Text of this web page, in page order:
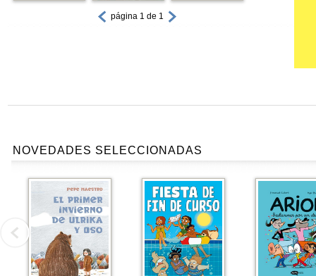
página 1 de 1
NOVEDADES SELECCIONADAS